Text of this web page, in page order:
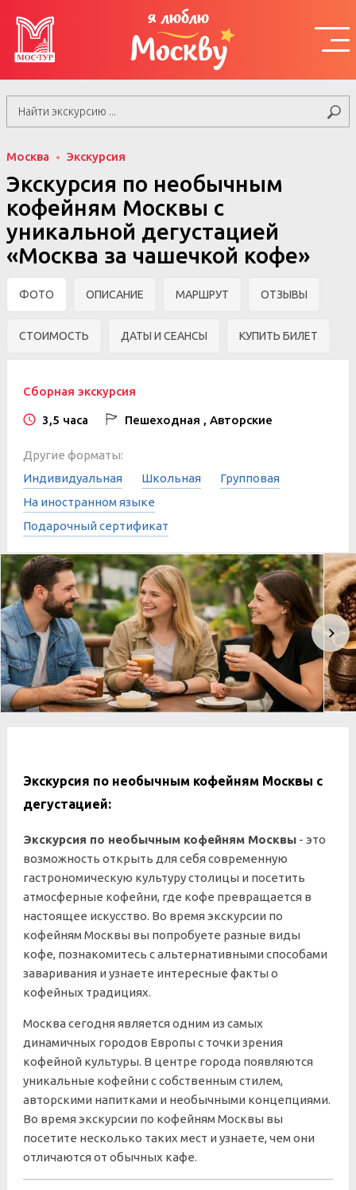
я люблю
Москву
Москва Экскурсия
Экскурсия по необычным
кофейням Москвы с
уникальной дегустацией
«Москва за чашечкой кофе»
ФОТО ОПИСАНИЕ МАРШРУТ ОТЗЫВЫ
СТОИМОСТЬ ДАТЫ И СЕАНСЫ КУПИТЬ БИЛЕТ
Сборная экскурсия
3,5 часа Пешеходная , Авторские
Другие форматы:
Индивидуальная
Школьная
Групповая
На иностранном языке
Подарочный сертификат
Экскурсия по необычным кофейням Москвы с
дегустацией:
Экскурсия по необычным кофейням Москвы - это
возможность открыть для себя современную
гастрономическую культуру столицы и посетить
атмосферные кофейни, где кофе превращается в
настоящее искусство. Во время экскурсии по
кофейням Москвы вы попробуете разные виды
кофе, познакомитесь с альтернативными способами
заваривания и узнаете интересные факты о
кофейных традициях.
Москва сегодня является одним из самых
динамичных городов Европы с точки зрения
кофейной культуры. В центре города появляются
уникальные кофейни с собственным стилем,
авторскими напитками и необычными концепциями.
Во время экскурсии по кофейням Москвы вы
посетите несколько таких мест и узнаете, чем они
отличаются от обычных кафе.